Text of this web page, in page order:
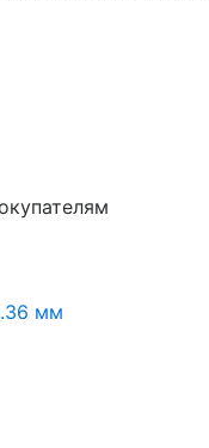
мм